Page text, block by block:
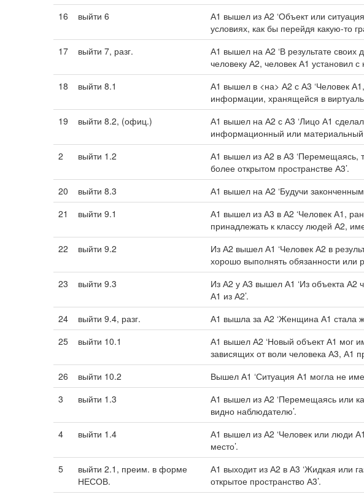
16 выйти 6
А1 вышел из А2 ‘Объект или
условиях, как бы перейдя какую-то
17 выйти 7, разг.
А1 вышел на А2 ‘В результате своих
человеку А2, человек А1 установил с
18 выйти 8.1
А1 вышел в <на> А2 с А3 ‘Человек
информации, хранящейся в
19 выйти 8.2, (офиц.)
А1 вышел на А2 с А3 ‘Лицо А1
информационный или материальный
2 выйти 1.2
А1 вышел из А2 в А3 ‘Перемещаясь,
более открытом пространстве А3’.
20 выйти 8.3 А1 вышел на А2 ‘Будучи
21
выйти 9.1
А1 вышел из А3 в А2 ‘Человек А1,
принадлежать к классу людей А2,
22 выйти 9.2
Из А2 вышел А1 ‘Человек А2 в
хорошо выполнять обязанности или
23 выйти 9.3
Из А2 у А3 вышел А1 ‘Из объекта А2
А1 из А2’.
24 выйти 9.4, разг. А1 вышла за А2 ‘Женщина А1 стала
25
выйти 10.1
А1 вышел А2 ‘Новый объект А1 мог
зависящих от воли человека А3, А1
26 выйти 10.2 Вышел А1 ‘Ситуация А1 могла не
3
выйти 1.3
А1 вышел из А2 ‘Перемещаясь или
видно наблюдателю’.
4 выйти 1.4
А1 вышел из А2 ‘Человек или люди
место’.
5
выйти 2.1, преим. в форме
НЕСОВ.
А1 выходит из А2 в А3 ‘Жидкая или
открытое пространство А3’.